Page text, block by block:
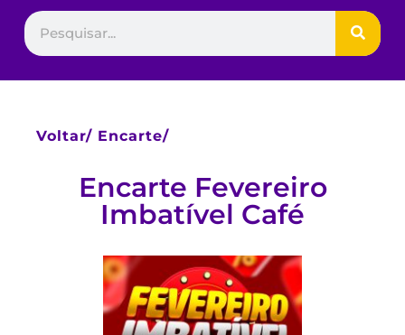
Voltar/ Encarte/
Encarte Fevereiro
Imbatível Café